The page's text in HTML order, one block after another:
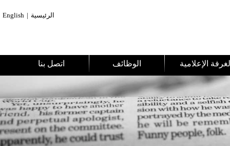
English | الرئيسية